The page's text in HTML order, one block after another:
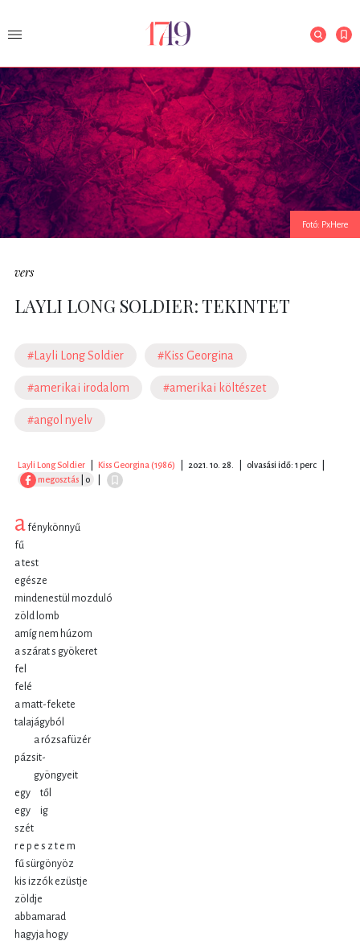
Fotó: PxHere
vers
LAYLI LONG SOLDIER: TEKINTET
#Layli Long Soldier #Kiss Georgina
#amerikai irodalom #amerikai költészet
#angol nyelv
Layli Long Soldier Kiss Georgina (1986) 2021. 10. 28. olvasási idő: 1 perc
megosztás | 0
a fénykönnyű
fű
a test
egésze
mindenestül mozduló
zöld lomb
amíg nem húzom
a szárat s gyökeret
fel
felé
a matt-fekete
talajágyból
a rózsafüzér
pázsit-
gyöngyeit
egy től
egy ig
szét
r e p e s z t e m
fű sürgönyöz
kis izzók ezüstje
zöldje
abbamarad
hagyja hogy